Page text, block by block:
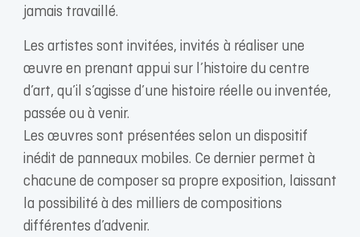
jamais travaillé.
Les artistes sont invitées, invités à réaliser une
œuvre en prenant appui sur l’histoire du centre
d’art, qu’il s’agisse d’une histoire réelle ou inventée,
passée ou à venir.
Les œuvres sont présentées selon un dispositif
inédit de panneaux mobiles. Ce dernier permet à
chacune de composer sa propre exposition, laissant
la possibilité à des milliers de compositions
différentes d’advenir.